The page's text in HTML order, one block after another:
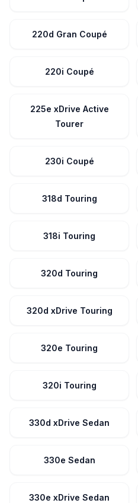
220d Gran Coupé
220i Coupé
225e xDrive Active
Tourer
230i Coupé
318d Touring
318i Touring
320d Touring
320d xDrive Touring
320e Touring
320i Touring
330d xDrive Sedan
330e Sedan
330e xDrive Sedan